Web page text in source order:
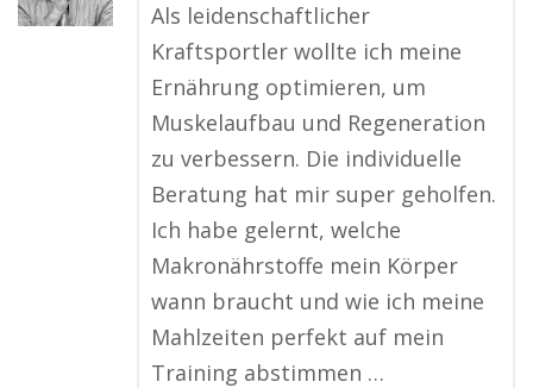
Als leidenschaftlicher
Kraftsportler wollte ich meine
Ernährung optimieren, um
Muskelaufbau und Regeneration
zu verbessern. Die individuelle
Beratung hat mir super geholfen.
Ich habe gelernt, welche
Makronährstoffe mein Körper
wann braucht und wie ich meine
Mahlzeiten perfekt auf mein
Training abstimmen …